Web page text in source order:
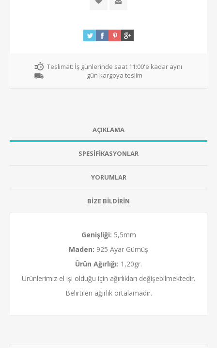
Teslimat: İş günlerinde saat 11:00'e kadar aynı
gün kargoya teslim
AÇIKLAMA
SPESİFİKASYONLAR
YORUMLAR
BİZE BİLDİRİN
Genişliği: 5,5mm
Maden: 925 Ayar Gümüş
Ürün Ağırlığı: 1,20gr.
Ürünlerimiz el işi olduğu için ağırlıkları değişebilmektedir.
Belirtilen ağırlık ortalamadır.